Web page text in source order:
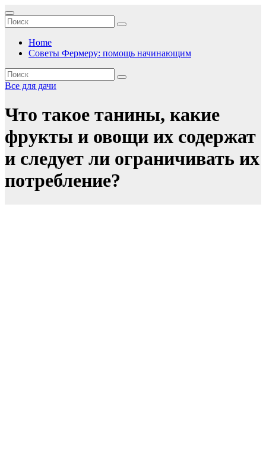
Перейти
к
содержимому
Home
Советы Фермеру: помощь начинающим
Все для дачи
Что такое танины, какие
фрукты и овощи их содержат
и следует ли ограничивать их
потребление?